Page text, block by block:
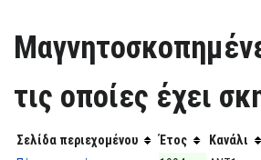
τις οποίες έχει
Σελίδα περιεχομένου Έτος
Κανάλι